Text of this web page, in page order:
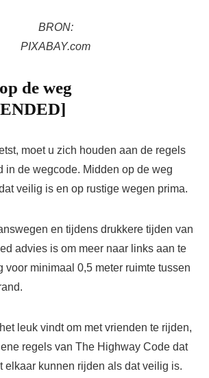
BRON:
PIXABAY.com
de weg
moet u zich houden aan de regels
in de wegcode. Midden op de weg
veilig is en op rustige wegen prima.
en tijdens drukkere tijden van
advies is om meer naar links aan te
voor minimaal 0,5 meter ruimte tussen
leuk vindt om met vrienden te rijden,
regels van The Highway Code dat
elkaar kunnen rijden als dat veilig is.